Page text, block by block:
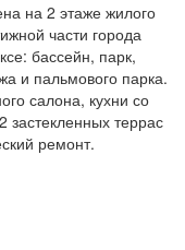
на 2 этаже жилого
части города
бассейн, парк,
и пальмового парка.
салона, кухни со
застекленных террас
ремонт.